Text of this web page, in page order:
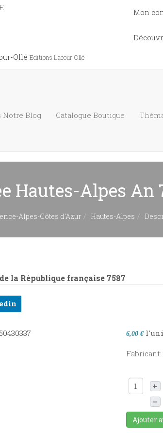
Mon
Ollé Editions Lacour Ollé
Notre Blog Catalogue Boutique
Hautes-Alpes An
Alpes-Côtes d'Azur Hautes-Alpes
la République française 7587
6,00 €
Fabricant:
+
–
Ajouter